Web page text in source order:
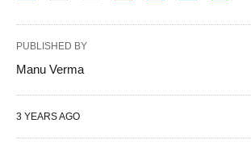
PUBLISHED BY
Manu Verma
3 YEARS AGO